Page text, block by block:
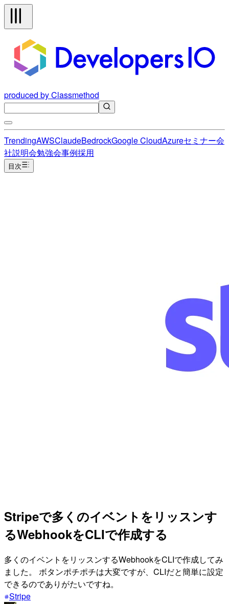
produced by Classmethod
TrendingAWSClaudeBedrockGoogle CloudAzureセミナー会
社説明会勉強会事例採用
目次
Stripeで多くのイベントをリッスンす
るWebhookをCLIで作成する
多くのイベントをリッスンするWebhookをCLIで作成してみ
ました。 ボタンポチポチは大変ですが、CLIだと簡単に設定
できるのでありがたいですね。
Stripe